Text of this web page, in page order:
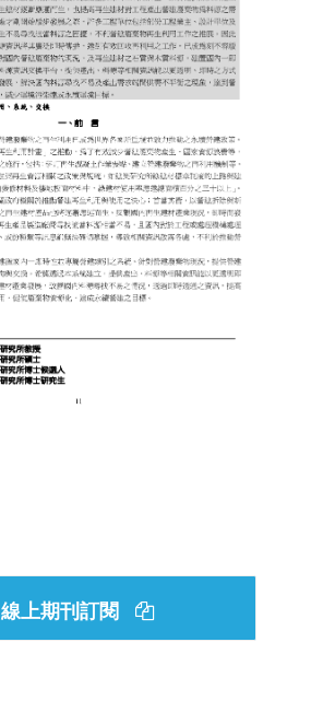
線上期刊訂閱